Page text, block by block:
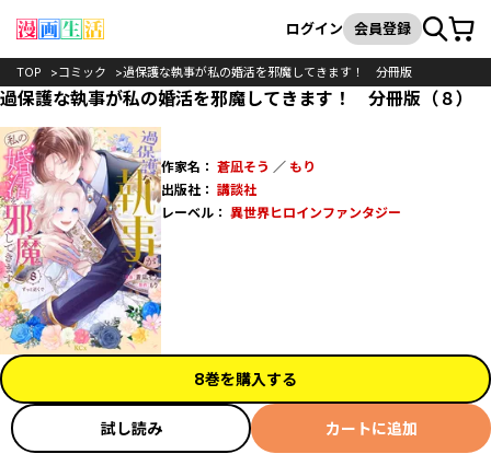
検索
ログイン 会員登録カート
TOP コミック 過保護な執事が私の婚活を邪魔してきます！ 分冊版
過保護な執事が私の婚活を邪魔してきます！ 分冊版（８）
作家名： 蒼凪そう ／ もり
出版社： 講談社
レーベル： 異世界ヒロインファンタジー
8巻を購入する
試し読み カートに追加